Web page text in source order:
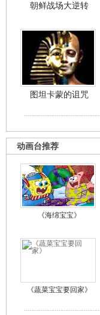
朝鲜战场大逆转
图坦卡蒙的诅咒
动画台推荐
《海绵宝宝》
《蔬菜宝宝要回家》